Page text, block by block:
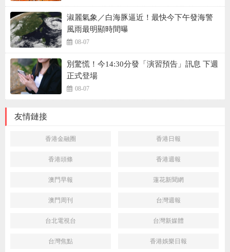
淑麗氣象／白海豚逼近！最快今下午發海警
風雨最明顯時間曝
08-07
別驚慌！今14:30分發「演習預告」訊息 下週
正式登場
08-07
友情鏈接
香港金融圈 香港日報
香港頭條 香港週報
澳門早報 蓮花新聞網
澳門周刊 台灣週報
台北電視台 台灣新媒體
台灣焦點 香港娛樂日報